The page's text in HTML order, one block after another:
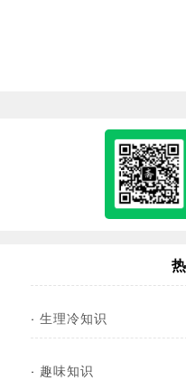
· 生理冷知识
· 趣味知识